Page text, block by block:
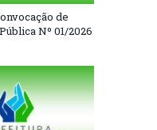
de
Nº 01/2026